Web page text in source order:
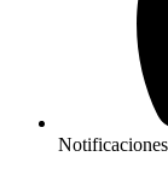
Notificaciones